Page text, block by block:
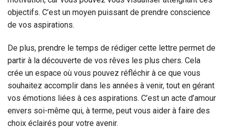
objectifs. C’est un moyen puissant de prendre conscience
de vos aspirations.
De plus, prendre le temps de rédiger cette lettre permet de
partir à la découverte de vos rêves les plus chers. Cela
crée un espace où vous pouvez réfléchir à ce que vous
souhaitez accomplir dans les années à venir, tout en gérant
vos émotions liées à ces aspirations. C’est un acte d’amour
envers soi-même qui, à terme, peut vous aider à faire des
choix éclairés pour votre avenir.